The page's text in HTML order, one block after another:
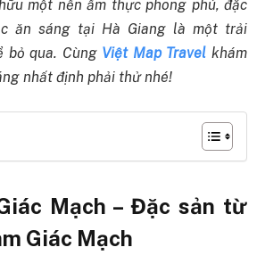
một nền ẩm thực phong phú, đặc
ăn sáng tại Hà Giang là một trải
bỏ qua. Cùng Việt Map Travel khám
nhất định phải thử nhé!
Mạch – Đặc sản từ
Giác Mạch